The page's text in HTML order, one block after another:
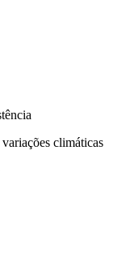
climáticas